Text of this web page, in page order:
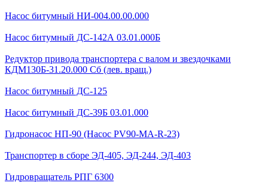
Насос битумный НИ-004.00.00.000
Насос битумный ДС-142А 03.01.000Б
Редуктор привода транспортера с валом и звездочками
КДМ130Б-31.20.000 Сб (лев. вращ.)
Насос битумный ДС-125
Насос битумный ДС-39Б 03.01.000
Гидронасос НП-90 (Насос PV90-MA-R-23)
Транспортер в сборе ЭД-405, ЭД-244, ЭД-403
Гидровращатель РПГ 6300